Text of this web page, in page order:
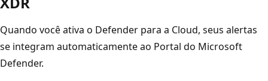
Quando você ativa o Defender para a Cloud, seus alertas
se integram automaticamente ao Portal do Microsoft
Defender.